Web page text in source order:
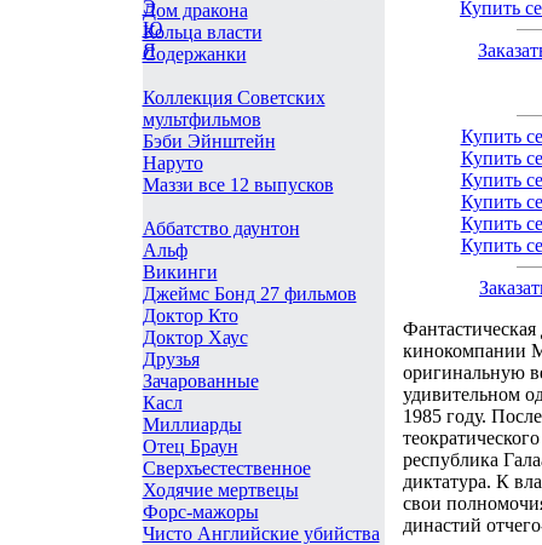
Э
Ю
Я
Дом дракона
Кольца власти
Содержанки
Коллекция Советских
мультфильмов
Бэби Эйнштейн
Наруто
Маззи все 12 выпусков
Аббатство даунтон
Альф
Викинги
Джеймс Бонд 27 фильмов
Доктор Кто
Доктор Хаус
Друзья
Зачарованные
Касл
Миллиарды
Отец Браун
Сверхъестественное
Ходячие мертвецы
Форс-мажоры
Чисто Английские убийства
Купить
Купить
Купить
Купить
Купить
Купить
Купить
кинокомпании
оригинальную
удивительном
1985 году.
республика
диктатура. К
свои
династий